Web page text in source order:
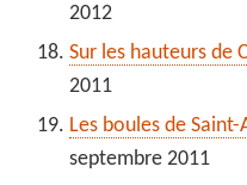
2012
Sur les hauteurs de
2011
Les boules de
septembre 2011